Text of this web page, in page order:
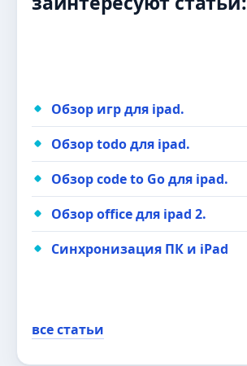
Обзор игр для ipad.
Обзор todo для ipad.
Обзор code to Go для ipad.
Обзор office для ipad 2.
Синхронизация ПК и iPad
все статьи